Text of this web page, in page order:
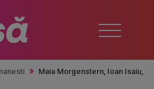
Maia Morgenstern, Ioan Isaiu,